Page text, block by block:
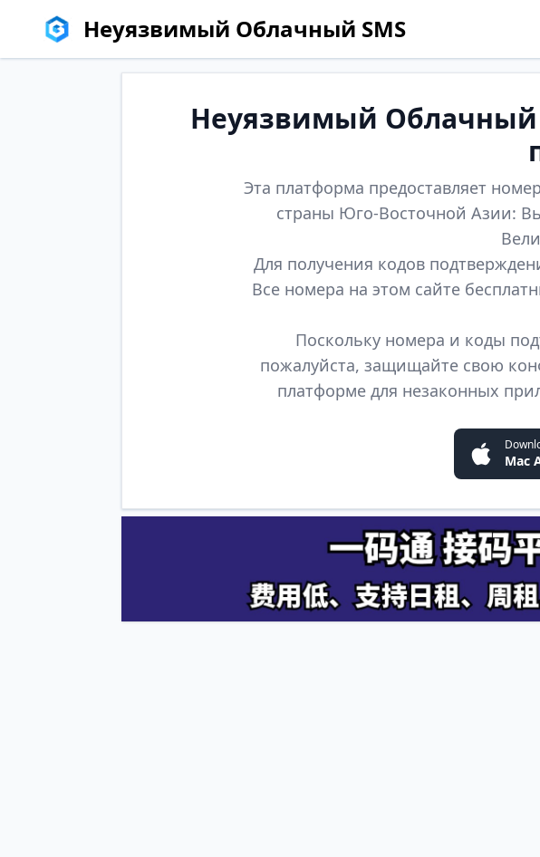
Неуязвимый Облачный SMS
Неуязвимый Облачный
Эта платформа предоставляет
страны Юго-Восточной Азии:
Для получения кодов
Все номера на этом сайте
Поскольку номера и коды
пожалуйста, защищайте свою
платформе для незаконных
Mac